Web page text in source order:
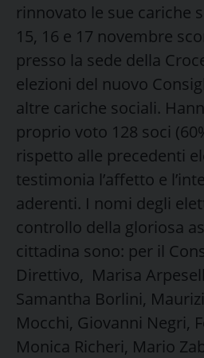
rinnovato le sue cariche
15, 16 e 17 novembre
presso la sede della
elezioni del nuovo
altre cariche sociali.
proprio voto 128 soci
rispetto alle precedenti
testimonia l’affetto e
aderenti. I nomi degli
controllo della gloriosa
cittadina sono: per il
Direttivo, Marisa
Samantha Borlini,
Mocchi, Giovanni Negri,
Monica Richeri, Mario